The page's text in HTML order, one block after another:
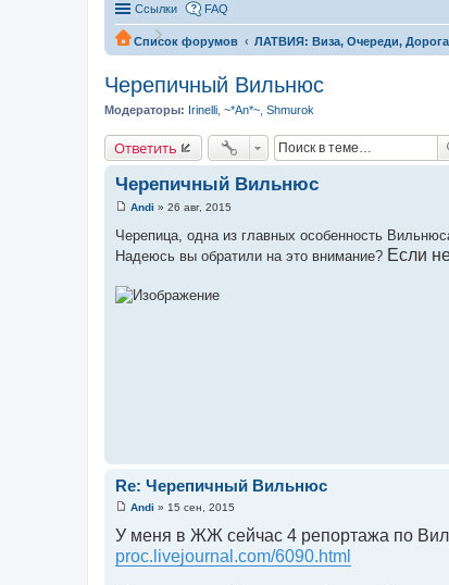
Ссылки FAQ
Список форумов ЛАТВИЯ: Виза, Очереди,
Черепичный Вильнюс
Модераторы: Irinelli ~*An*~ Shmurok
Ответить
Черепичный Вильнюс
о
о
б
н
Andi » 26 авг, 2015
Черепица, одна из главных особенность
Надеюсь вы обратили на это внимание? Если
Re: Черепичный Вильнюс
о
о
б
щ
Andi » 15 сен, 2015
У меня в ЖЖ сейчас 4 репортажа по
proc.livejournal.com/6090.html